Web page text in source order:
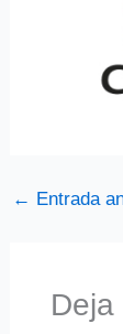
← Entrada